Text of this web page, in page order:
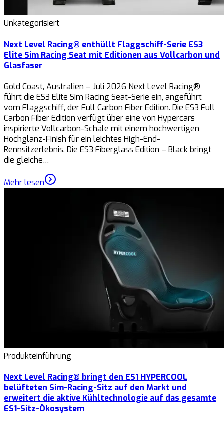
Unkategorisiert
Next Level Racing® enthüllt Flaggschiff-Serie ES3
Elite Sim Racing Seat mit Editionen aus Vollcarbon und
Glasfaser
Gold Coast, Australien – Juli 2026 Next Level Racing®
führt die ES3 Elite Sim Racing Seat-Serie ein, angeführt
vom Flaggschiff, der Full Carbon Fiber Edition. Die ES3 Full
Carbon Fiber Edition verfügt über eine von Hypercars
inspirierte Vollcarbon-Schale mit einem hochwertigen
Hochglanz-Finish für ein leichtes High-End-
Rennsitzerlebnis. Die ES3 Fiberglass Edition – Black bringt
die gleiche…
Mehr lesen
Produkteinführung
Next Level Racing® bringt den ES1 HYPERCOOL
belüfteten Sim-Racing-Sitz auf den Markt und
erweitert die aktive Kühltechnologie auf das gesamte
ES1-Sitz-Ökosystem